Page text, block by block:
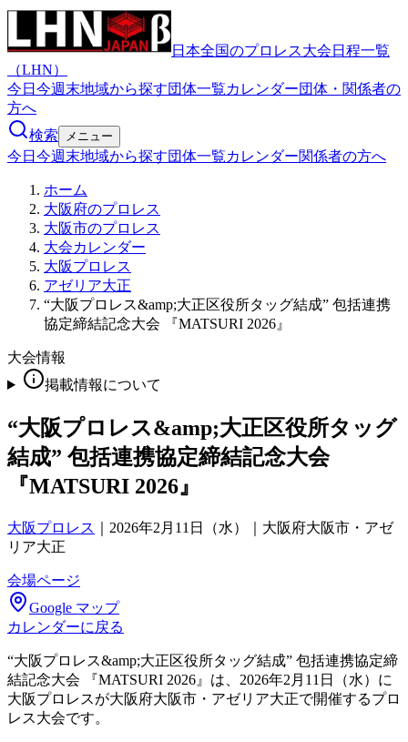
日本全国のプロレス大会日程一覧
（LHN）
今日 今週末地域から探す団体一覧カレンダー団体・関係者の
方へ
検索
メニュー
今日 今週末地域から探す団体一覧カレンダー関係者の方へ
ホーム
大阪府のプロレス
大阪市のプロレス
大会カレンダー
大阪プロレス
アゼリア大正
“大阪プロレス&amp;大正区役所タッグ結成” 包括連携
協定締結記念大会 『MATSURI 2026』
大会情報
掲載情報について
“大阪プロレス&amp;大正区役所タッグ
結成” 包括連携協定締結記念大会
『MATSURI 2026』
大阪プロレス
2026年2月11日（水）｜大阪府大阪市・アゼ
リア大正
会場ページ
Google マップ
カレンダーに戻る
“大阪プロレス&amp;大正区役所タッグ結成” 包括連携協定締
結記念大会 『MATSURI 2026』は、2026年2月11日（水）に
大阪プロレスが大阪府大阪市・アゼリア大正で開催するプロ
レス大会です。